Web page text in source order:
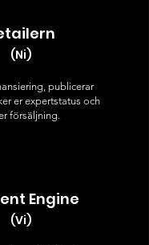
(Ni)
publicerar
er expertstatus och
försäljning.
Engine
(Vi)